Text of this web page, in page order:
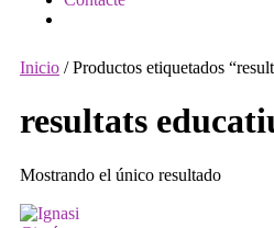
Inicio / Productos etiquetados
resultats
Mostrando el único resultado